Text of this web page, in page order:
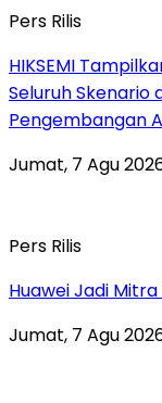
Pers Rilis
HIKSEMI
Seluruh Skenario
Pengembangan
Jumat, 7 Agu
Pers Rilis
Huawei Jadi Mitra
Jumat, 7 Agu